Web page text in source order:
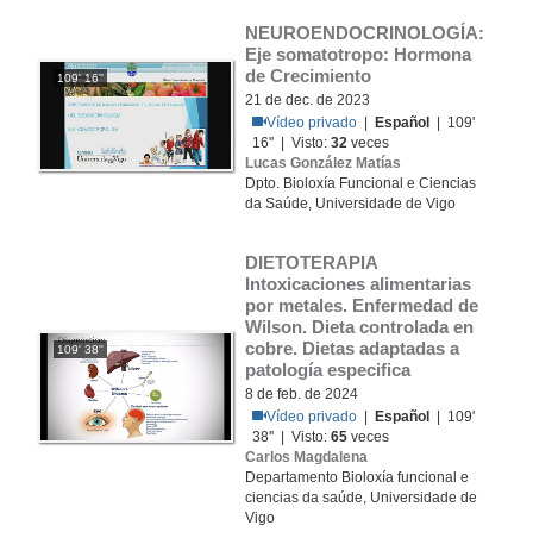
109' 16''
NEUROENDOCRINOLOGÍA:
Eje somatotropo: Hormona
de Crecimiento
21 de dec. de 2023
Vídeo privado
Español
| 109'
16'' | Visto:32 veces
Lucas González Matías
Dpto. Bioloxía Funcional e Ciencias
da Saúde, Universidade de Vigo
109' 38''
DIETOTERAPIA
Intoxicaciones alimentarias
por metales. Enfermedad de
Wilson. Dieta controlada en
cobre. Dietas adaptadas a
patología especifica
8 de feb. de 2024
Vídeo privado
Español
| 109'
38'' | Visto:65 veces
Carlos Magdalena
Departamento Bioloxía funcional e
ciencias da saúde, Universidade de
Vigo